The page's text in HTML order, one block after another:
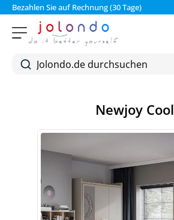
Bezahlen Sie auf Rechnung (30 Tage)
Newjoy Cool